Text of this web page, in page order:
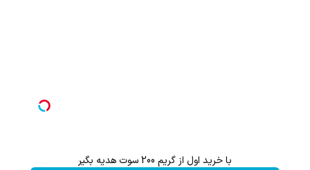
با خرید اول از گریم 200 سوت هدیه بگیر